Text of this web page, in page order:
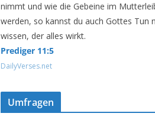
nimmt und wie die Gebeine im
werden, so kannst du auch Gottes Tun
wissen, der alles wirkt.
Prediger 11:5
DailyVerses.net
Umfragen